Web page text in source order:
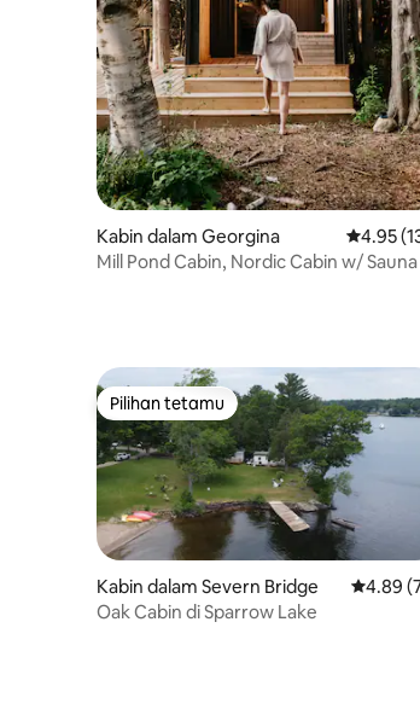
Kabin dalam Georgina
4.95
Mill Pond Cabin, Nordic Cabin w/
Pilihan tetamu
Pilihan tetamu
Kabin dalam Severn Bridge
4.89
Oak Cabin di Sparrow Lake